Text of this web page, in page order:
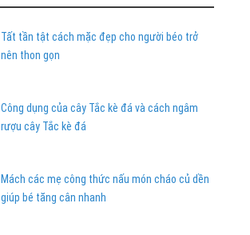
Tất tần tật cách mặc đẹp cho người béo trở
nên thon gọn
Công dụng của cây Tắc kè đá và cách ngâm
rượu cây Tắc kè đá
Mách các mẹ công thức nấu món cháo củ dền
giúp bé tăng cân nhanh